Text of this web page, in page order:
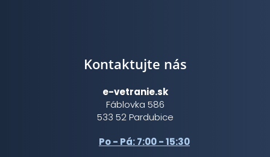
Kontaktujte nás
e-vetranie.sk
Fáblovka 586
533 52 Pardubice
Po - Pá: 7:00 - 15:30